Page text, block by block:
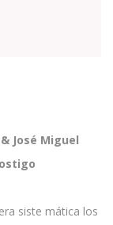
José Miguel
siste mática los